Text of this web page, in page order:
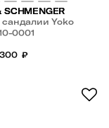
SCHMENGER
Yoko
0001
₽